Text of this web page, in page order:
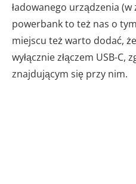
ładowanego urządzenia
powerbank to też nas o
miejscu też warto dodać,
wyłącznie złączem USB-C,
znajdującym się przy nim.